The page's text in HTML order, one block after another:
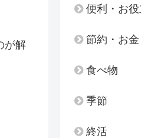
が解
便利・お
節約・お金
食べ物
季節
終活